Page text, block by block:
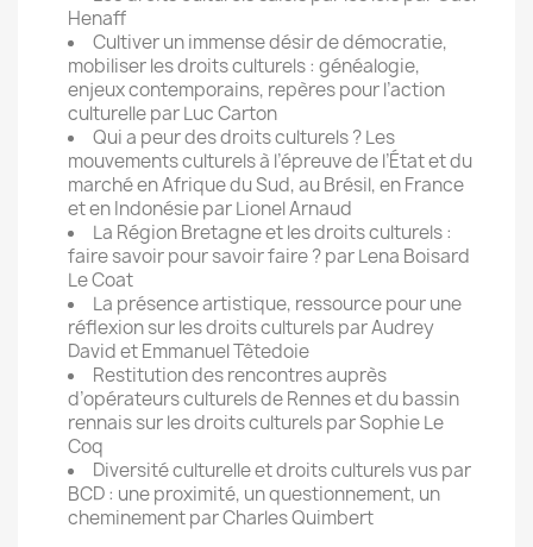
Henaff
Cultiver un immense désir de démocratie,
mobiliser les droits culturels : généalogie,
enjeux contemporains, repères pour l’action
culturelle par Luc Carton
Qui a peur des droits culturels ? Les
mouvements culturels à l’épreuve de l’État et du
marché en Afrique du Sud, au Brésil, en France
et en Indonésie par Lionel Arnaud
La Région Bretagne et les droits culturels :
faire savoir pour savoir faire ? par Lena Boisard
Le Coat
La présence artistique, ressource pour une
réflexion sur les droits culturels par Audrey
David et Emmanuel Têtedoie
Restitution des rencontres auprès
d’opérateurs culturels de Rennes et du bassin
rennais sur les droits culturels par Sophie Le
Coq
Diversité culturelle et droits culturels vus par
BCD : une proximité, un questionnement, un
cheminement par Charles Quimbert